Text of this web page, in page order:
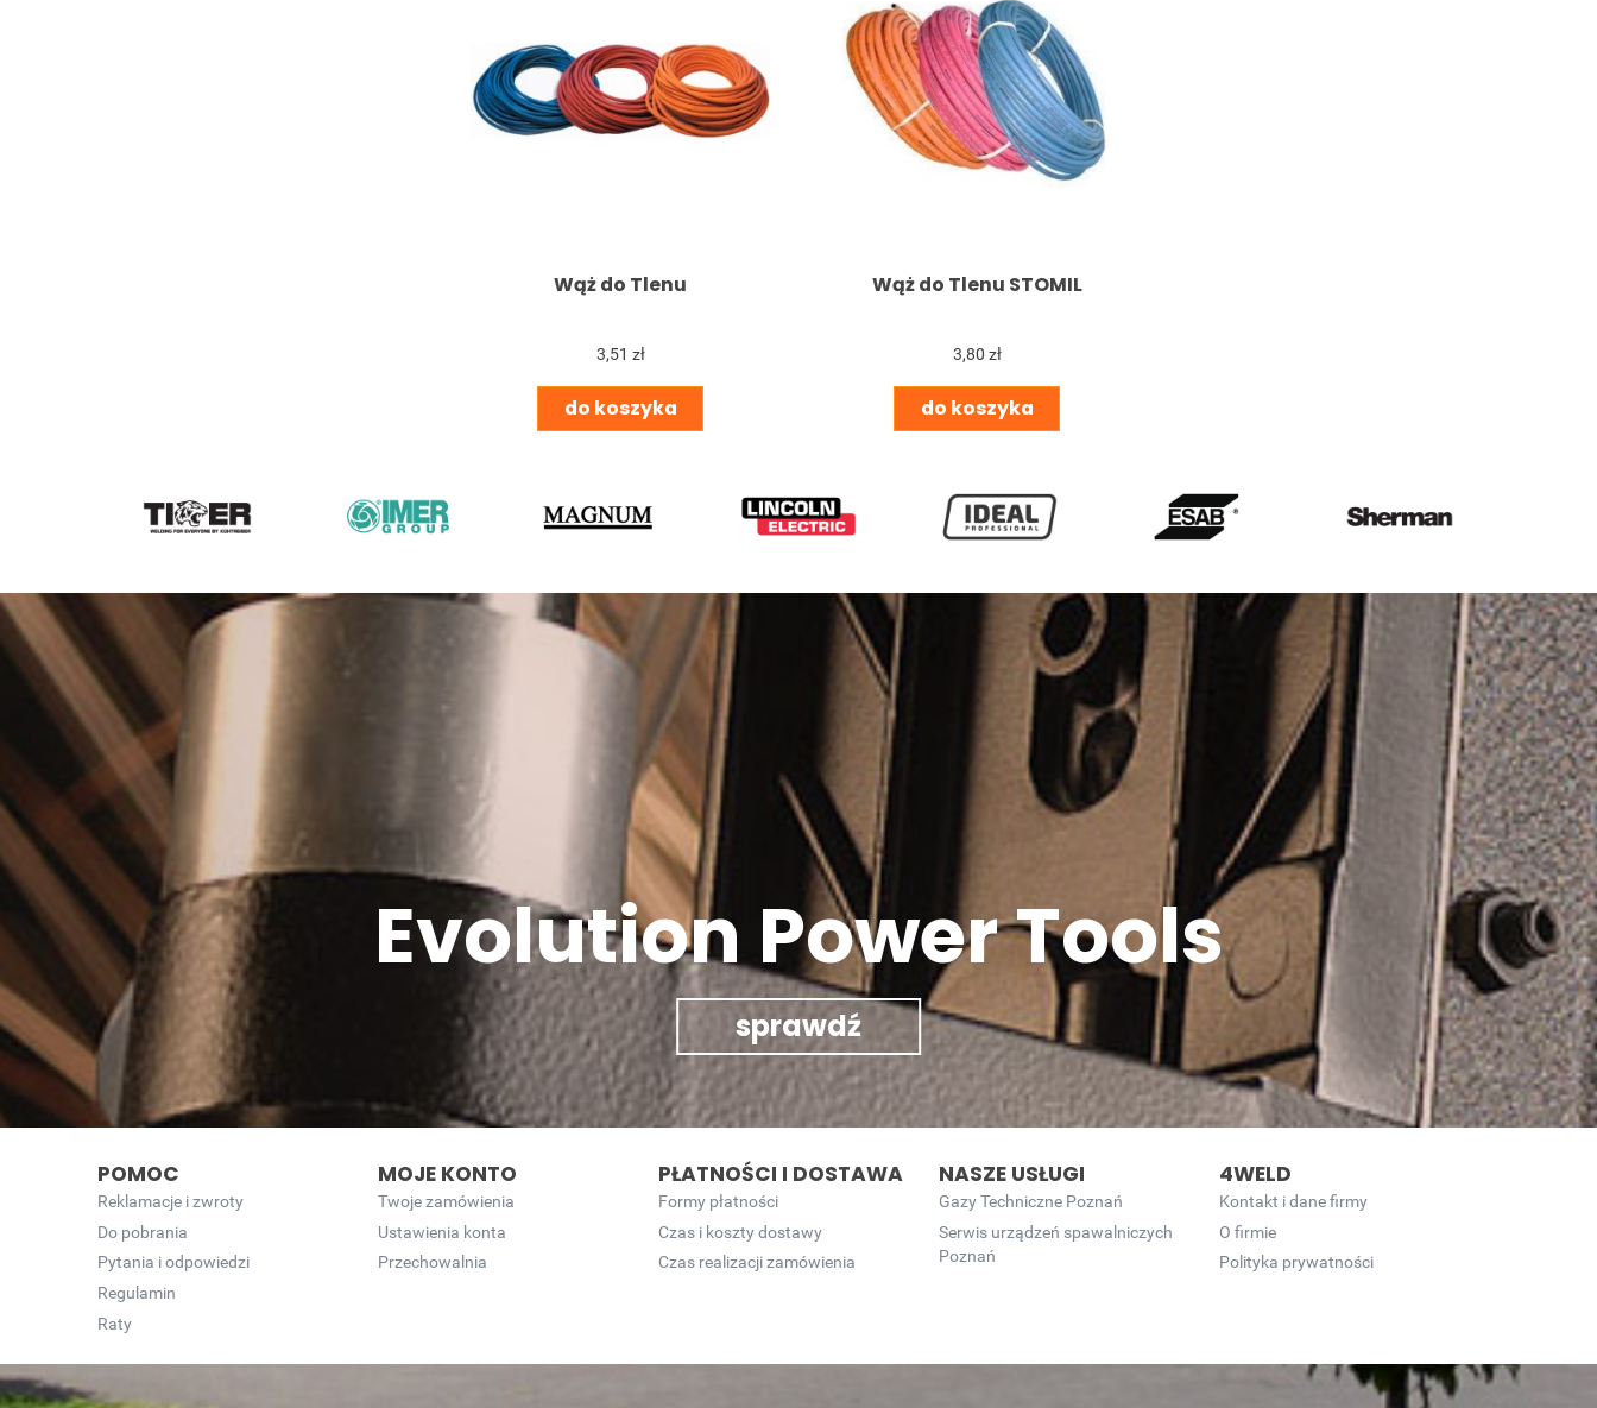
Wąż do Tlenu
3,51 zł
do koszyka
Wąż do Tlenu STOMIL
3,80 zł
do koszyka
Evolution Power Tools
sprawdź
POMOC
Reklamacje i zwroty
Do pobrania
Pytania i odpowiedzi
Regulamin
Raty
MOJE KONTO
Twoje zamówienia
Ustawienia konta
Przechowalnia
PŁATNOŚCI I DOSTAWA
Formy płatności
Czas i koszty dostawy
Czas realizacji zamówienia
NASZE USŁUGI
Gazy Techniczne Poznań
Serwis urządzeń spawalniczych
Poznań
4WELD
Kontakt i dane firmy
O firmie
Polityka prywatności